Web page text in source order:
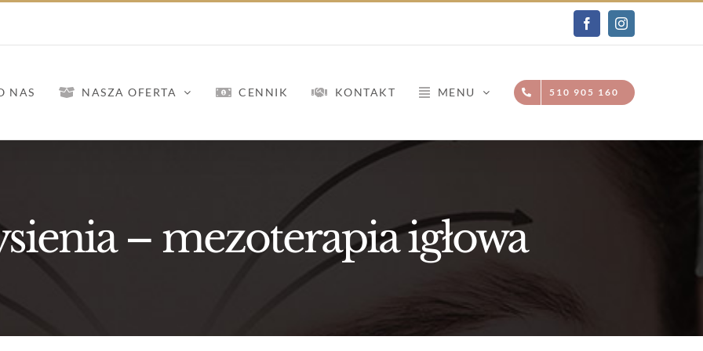
FacebookInstagram
NAS NASZA OFERTA CENNIK KONTAKT MENU 510 905 160
– mezoterapia igłowa